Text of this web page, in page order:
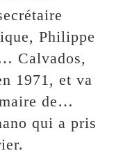
Philippe
Calvados,
1971, et va
de…
qui a pris